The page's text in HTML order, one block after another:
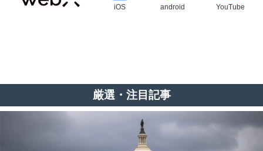
iOS android YouTube
厳選・注目記事